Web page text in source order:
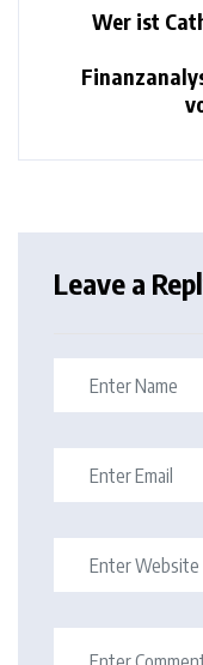
Wer ist
Leave a